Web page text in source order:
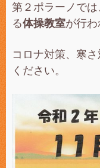
第２ポラーノで
る体操教室が行わ
コロナ対策、寒
ください。